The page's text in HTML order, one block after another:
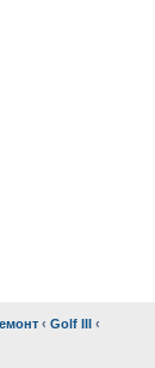
‹ Golf III ‹